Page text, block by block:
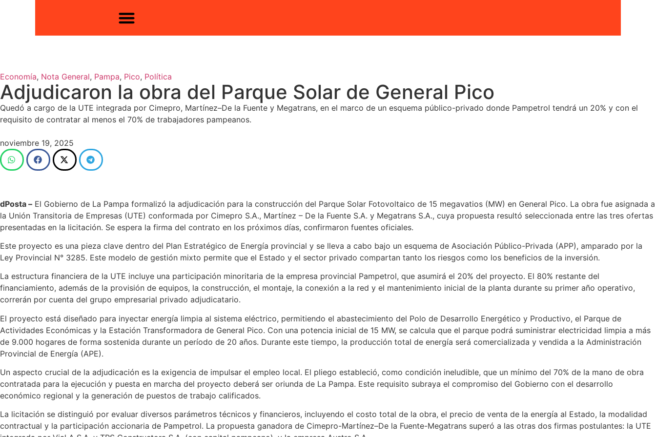
Economía, Nota General, Pampa, Pico, Política
Adjudicaron la obra del Parque Solar de General Pico
Quedó a cargo de la UTE integrada por Cimepro, Martínez–De la Fuente y Megatrans, en el marco de un esquema público-privado donde Pampetrol tendrá un 20% y con el
requisito de contratar al menos el 70% de trabajadores pampeanos.
noviembre 19, 2025
dPosta – El Gobierno de La Pampa formalizó la adjudicación para la construcción del Parque Solar Fotovoltaico de 15 megavatios (MW) en General Pico. La obra fue asignada a
la Unión Transitoria de Empresas (UTE) conformada por Cimepro S.A., Martínez – De la Fuente S.A. y Megatrans S.A., cuya propuesta resultó seleccionada entre las tres ofertas
presentadas en la licitación. Se espera la firma del contrato en los próximos días, confirmaron fuentes oficiales.
Este proyecto es una pieza clave dentro del Plan Estratégico de Energía provincial y se lleva a cabo bajo un esquema de Asociación Público-Privada (APP), amparado por la
Ley Provincial N° 3285. Este modelo de gestión mixto permite que el Estado y el sector privado compartan tanto los riesgos como los beneficios de la inversión.
La estructura financiera de la UTE incluye una participación minoritaria de la empresa provincial Pampetrol, que asumirá el 20% del proyecto. El 80% restante del
financiamiento, además de la provisión de equipos, la construcción, el montaje, la conexión a la red y el mantenimiento inicial de la planta durante su primer año operativo,
correrán por cuenta del grupo empresarial privado adjudicatario.
El proyecto está diseñado para inyectar energía limpia al sistema eléctrico, permitiendo el abastecimiento del Polo de Desarrollo Energético y Productivo, el Parque de
Actividades Económicas y la Estación Transformadora de General Pico. Con una potencia inicial de 15 MW, se calcula que el parque podrá suministrar electricidad limpia a más
de 9.000 hogares de forma sostenida durante un período de 20 años. Durante este tiempo, la producción total de energía será comercializada y vendida a la Administración
Provincial de Energía (APE).
Un aspecto crucial de la adjudicación es la exigencia de impulsar el empleo local. El pliego estableció, como condición ineludible, que un mínimo del 70% de la mano de obra
contratada para la ejecución y puesta en marcha del proyecto deberá ser oriunda de La Pampa. Este requisito subraya el compromiso del Gobierno con el desarrollo
económico regional y la generación de puestos de trabajo calificados.
La licitación se distinguió por evaluar diversos parámetros técnicos y financieros, incluyendo el costo total de la obra, el precio de venta de la energía al Estado, la modalidad
contractual y la participación accionaria de Pampetrol. La propuesta ganadora de Cimepro-Martínez–De la Fuente-Megatrans superó a las otras dos firmas postulantes: la UTE